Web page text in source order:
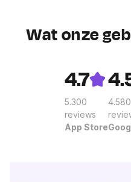
Wat onze
4.7
5.300
reviews
App Store
4.580